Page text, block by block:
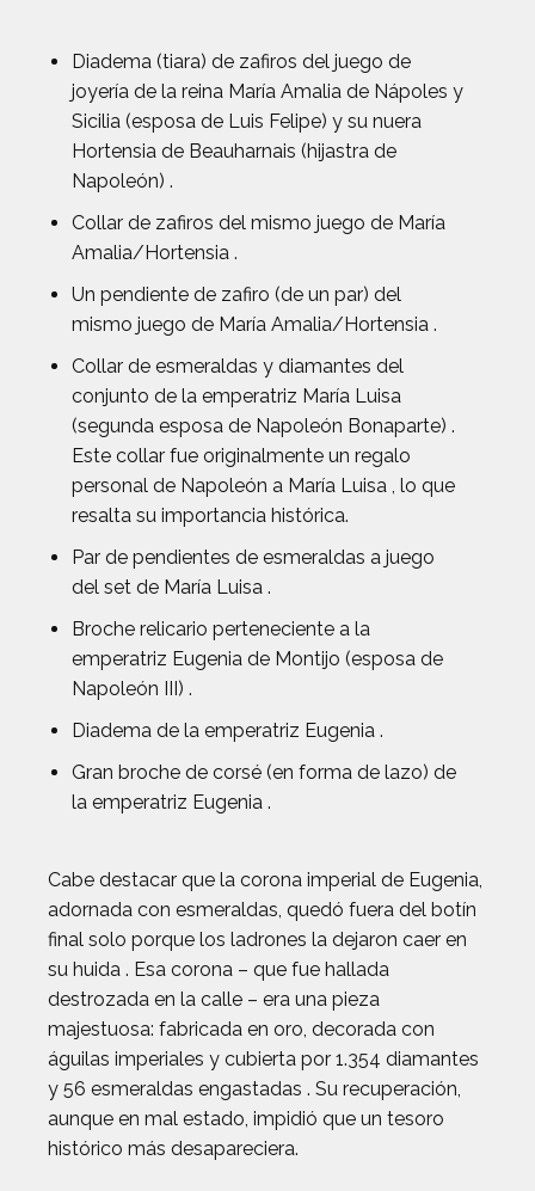
Diadema (tiara) de zafiros del juego de
joyería de la reina María Amalia de Nápoles y
Sicilia (esposa de Luis Felipe) y su nuera
Hortensia de Beauharnais (hijastra de
Napoleón) .
Collar de zafiros del mismo juego de María
Amalia/Hortensia .
Un pendiente de zafiro (de un par) del
mismo juego de María Amalia/Hortensia .
Collar de esmeraldas y diamantes del
conjunto de la emperatriz María Luisa
(segunda esposa de Napoleón Bonaparte) .
Este collar fue originalmente un regalo
personal de Napoleón a María Luisa , lo que
resalta su importancia histórica.
Par de pendientes de esmeraldas a juego
del set de María Luisa .
Broche relicario perteneciente a la
emperatriz Eugenia de Montijo (esposa de
Napoleón III) .
Diadema de la emperatriz Eugenia .
Gran broche de corsé (en forma de lazo) de
la emperatriz Eugenia .
Cabe destacar que la corona imperial de Eugenia,
adornada con esmeraldas, quedó fuera del botín
final solo porque los ladrones la dejaron caer en
su huida . Esa corona – que fue hallada
destrozada en la calle – era una pieza
majestuosa: fabricada en oro, decorada con
águilas imperiales y cubierta por 1.354 diamantes
y 56 esmeraldas engastadas . Su recuperación,
aunque en mal estado, impidió que un tesoro
histórico más desapareciera.